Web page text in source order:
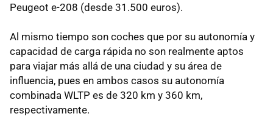
Peugeot e-208 (desde 31.500 euros).
Al mismo tiempo son coches que por su autonomía y
capacidad de carga rápida no son realmente aptos
para viajar más allá de una ciudad y su área de
influencia, pues en ambos casos su autonomía
combinada WLTP es de 320 km y 360 km,
respectivamente.